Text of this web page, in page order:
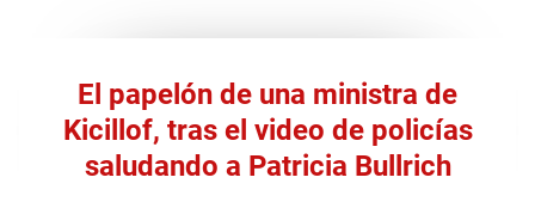
El papelón de una ministra de
Kicillof, tras el video de policías
saludando a Patricia Bullrich